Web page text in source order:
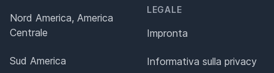
Nord America, America
Centrale
Sud America
LEGALE
Impronta
Informativa sulla privacy